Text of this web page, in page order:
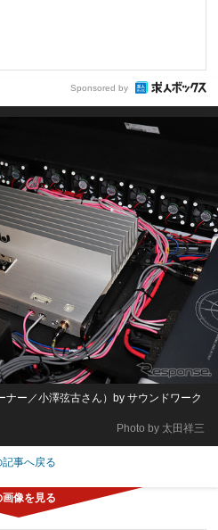
Sponsored by
Photo by 太田祥三
ナー／小澤弦古さん）by サウンドワーク
記事へ戻る